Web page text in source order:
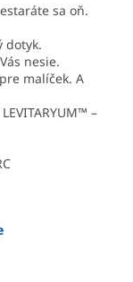
sa oň.
dotyk.
nesie.
malíček. A
–